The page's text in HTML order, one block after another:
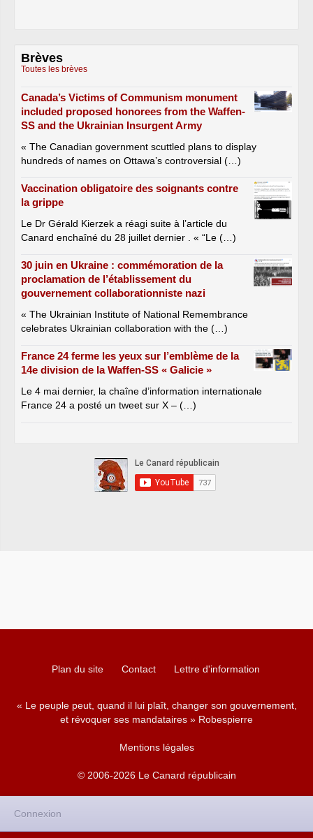
Brèves
Toutes les brèves
Canada’s Victims of Communism monument
included proposed honorees from the Waffen-
SS and the Ukrainian Insurgent Army
« The Canadian government scuttled plans to display
hundreds of names on Ottawa’s controversial (…)
Vaccination obligatoire des soignants contre
la grippe
Le Dr Gérald Kierzek a réagi suite à l’article du
Canard enchaîné du 28 juillet dernier . « “Le (…)
30 juin en Ukraine : commémoration de la
proclamation de l’établissement du
gouvernement collaborationniste nazi
« The Ukrainian Institute of National Remembrance
celebrates Ukrainian collaboration with the (…)
France 24 ferme les yeux sur l’emblème de la
14e division de la Waffen-SS « Galicie »
Le 4 mai dernier, la chaîne d’information internationale
France 24 a posté un tweet sur X – (…)
Plan du site Contact Lettre d'information
« Le peuple peut, quand il lui plaît, changer son gouvernement,
et révoquer ses mandataires » Robespierre
Mentions légales
© 2006-2026 Le Canard républicain
Connexion